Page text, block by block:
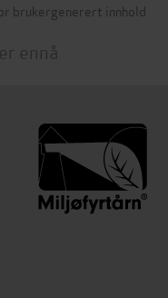
brukergenerert innhold
ennå